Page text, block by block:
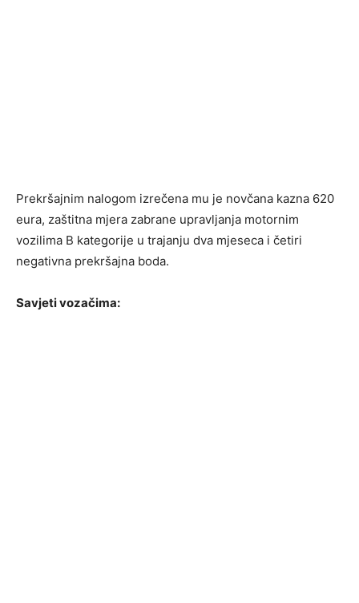
Prekršajnim nalogom izrečena mu je novčana kazna 620
eura, zaštitna mjera zabrane upravljanja motornim
vozilima B kategorije u trajanju dva mjeseca i četiri
negativna prekršajna boda.
Savjeti vozačima: